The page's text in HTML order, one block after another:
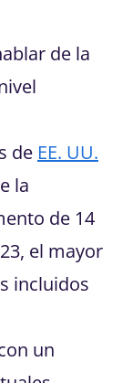
de la
de EE. UU.
la
de 14
el mayor
incluidos
un